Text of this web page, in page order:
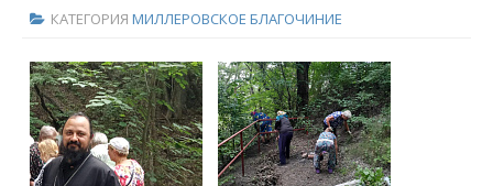
КАТЕГОРИЯ МИЛЛЕРОВСКОЕ БЛАГОЧИНИЕ